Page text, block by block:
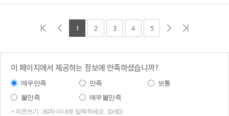
1 2 3 4 5
이 페이지에서 제공하는 정보에 만족하셨습니까?
매우만족 만족
보통
불만족
매우불만족
* 의견쓰기 : 60자 이내로 입력하세요. (0/60)